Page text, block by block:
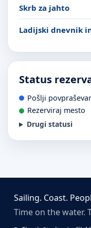
Skrb za jahto
Ladijski dnevnik
Status
Pošlji
Rezerviraj mesto
Drugi statusi
Sailing. Coast.
Time on the water.